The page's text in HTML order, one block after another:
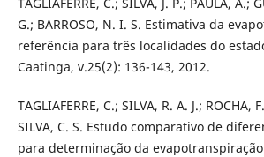
G.; BARROSO, N. I. S. Estimativa da
referência para três localidades do
Caatinga, v.25(2): 136-143, 2012.
TAGLIAFERRE, C.; SILVA, R. A. J.; ROCHA,
SILVA, C. S. Estudo comparativo de
para determinação da